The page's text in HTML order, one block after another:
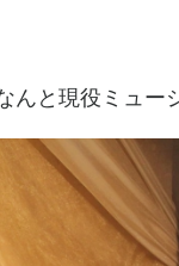
と現役ミュー